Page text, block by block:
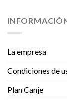
La empresa
Condiciones de
Plan Canje